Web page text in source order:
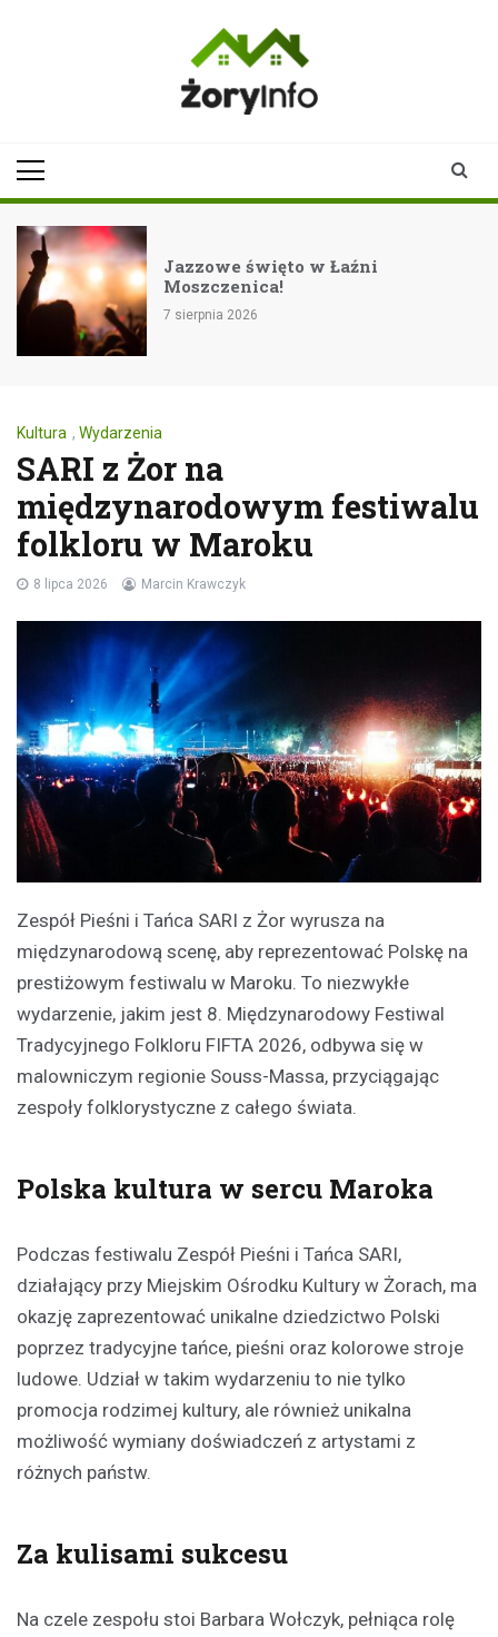
Jazzowe święto w Łaźni
Moszczenica!
7 sierpnia 2026
Kultura , Wydarzenia
SARI z Żor na
międzynarodowym festiwalu
folkloru w Maroku
8 lipca 2026 Marcin Krawczyk
Zespół Pieśni i Tańca SARI z Żor wyrusza na
międzynarodową scenę, aby reprezentować Polskę na
prestiżowym festiwalu w Maroku. To niezwykłe
wydarzenie, jakim jest 8. Międzynarodowy Festiwal
Tradycyjnego Folkloru FIFTA 2026, odbywa się w
malowniczym regionie Souss-Massa, przyciągając
zespoły folklorystyczne z całego świata.
Polska kultura w sercu Maroka
Podczas festiwalu Zespół Pieśni i Tańca SARI,
działający przy Miejskim Ośrodku Kultury w Żorach, ma
okazję zaprezentować unikalne dziedzictwo Polski
poprzez tradycyjne tańce, pieśni oraz kolorowe stroje
ludowe. Udział w takim wydarzeniu to nie tylko
promocja rodzimej kultury, ale również unikalna
możliwość wymiany doświadczeń z artystami z
różnych państw.
Za kulisami sukcesu
Na czele zespołu stoi Barbara Wołczyk, pełniąca rolę